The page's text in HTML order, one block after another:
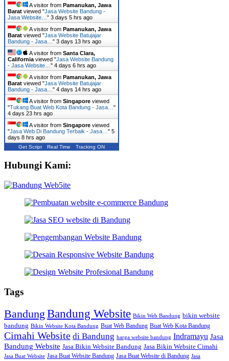
A visitor from Pamanukan, Jawa
Barat viewed "Jasa Website Bandung -
Jasa Website… " 3 days 5 hrs ago
A visitor from Pamanukan, Jawa
Barat viewed "Jasa Website Batujajar
Bandung - Jasa… " 3 days 13 hrs ago
A visitor from Santa Clara,
California viewed "Jasa Website Bandung
- Jasa Website… " 4 days 6 hrs ago
A visitor from Pamanukan, Jawa
Barat viewed "Jasa Website Batujajar
Bandung - Jasa… " 4 days 14 hrs ago
A visitor from Singapore viewed
"Tukang Buat Web Kota Bandung - Jasa… "
4 days 23 hrs ago
A visitor from Singapore viewed
"Jasa Web Di Bandung Terbaik - Jasa… " 5
days 8 hrs ago
Get Script Real Time Tracking ON
Hubungi Kami:
Tags
Bandung Bandung Website Bikin Web Bandung bikin website
bandung Bikin Website Kota Bandung Buat Web Bandung Buat Web Kota Bandung
Cimahi Website di Bandung harga website bandung Indramayu Jasa
Bandung Website Jasa Bikin Website Bandung Jasa Bikin Website Cimahi
Jasa Buat Website Jasa Buat Website Bandung Jasa Buat Website di Bandung Jasa